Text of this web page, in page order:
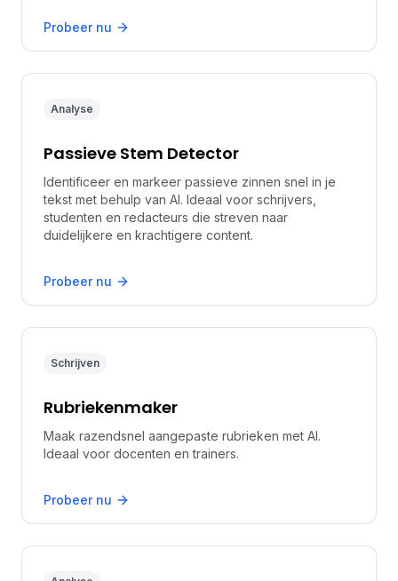
Probeer nu
Analyse
Passieve Stem Detector
Identificeer en markeer passieve zinnen snel in je
tekst met behulp van AI. Ideaal voor schrijvers,
studenten en redacteurs die streven naar
duidelijkere en krachtigere content.
Probeer nu
Schrijven
Rubriekenmaker
Maak razendsnel aangepaste rubrieken met AI.
Ideaal voor docenten en trainers.
Probeer nu